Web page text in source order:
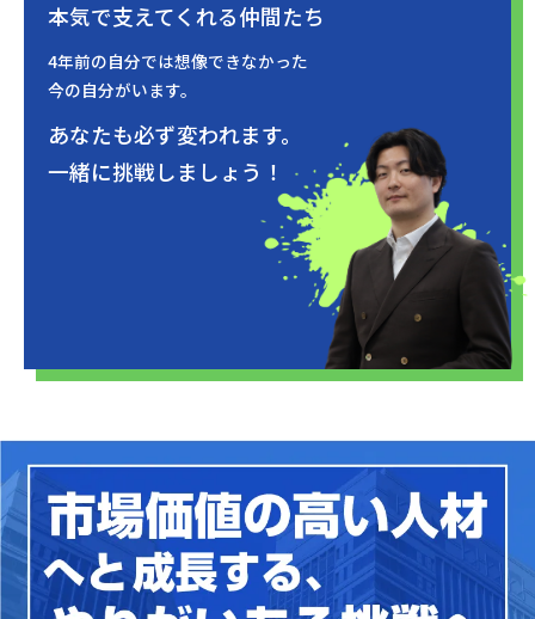
本気で支えてくれる仲間たち
4年前の自分では想像できなかった
今の自分がいます。
あなたも必ず変われます。
一緒に挑戦しましょう！